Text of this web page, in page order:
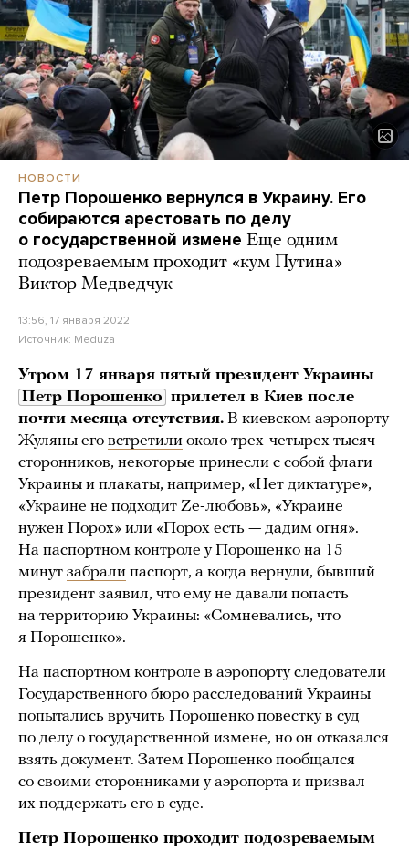
НОВОСТИ
Петр Порошенко вернулся в Украину. Его
собираются арестовать по делу
о государственной измене Еще одним
подозреваемым проходит «кум Путина»
Виктор Медведчук
13:56, 17 января 2022
Источник: Meduza
Утром 17 января пятый президент Украины
Петр Порошенко прилетел в Киев после
почти месяца отсутствия. В киевском аэропорту
Жуляны его встретили около трех-четырех тысяч
сторонников, некоторые принесли с собой флаги
Украины и плакаты, например, «Нет диктатуре»,
«Украине не подходит Ze-любовь», «Украине
нужен Порох» или «Порох есть — дадим огня».
На паспортном контроле у Порошенко на 15
минут забрали паспорт, а когда вернули, бывший
президент заявил, что ему не давали попасть
на территорию Украины: «Сомневались, что
я Порошенко».
На паспортном контроле в аэропорту следователи
Государственного бюро расследований Украины
попытались вручить Порошенко повестку в суд
по делу о государственной измене, но он отказался
взять документ. Затем Порошенко пообщался
со своими сторонниками у аэропорта и призвал
их поддержать его в суде.
Петр Порошенко проходит подозреваемым